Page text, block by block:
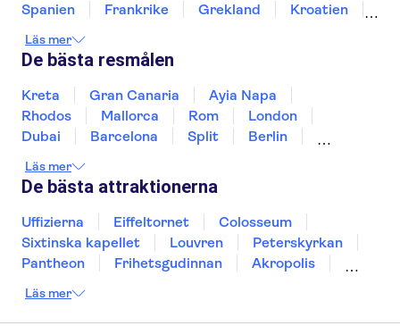
Spanien
Frankrike Grekland
Kroatien
Sverige
Thailand
Läs mer
De bästa resmålen
Kreta Gran Canaria
Ayia Napa
Rhodos
Mallorca Rom
London
Dubai
Barcelona Split
Berlin
Gdansk
Oslo
Helsingborg
Läs mer
De bästa attraktionerna
Uffizierna Eiffeltornet
Colosseum
Sixtinska kapellet
Louvren
Peterskyrkan
Pantheon
Frihetsgudinnan
Akropolis
Burj Khalifa
Saltgruvan i Wieliczka
Alhambra
Läs mer